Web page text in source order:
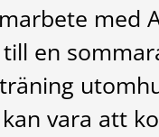
med
till en
vara att